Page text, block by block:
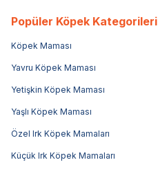
Popüler Köpek Kategorileri
Köpek Maması
Yavru Köpek Maması
Yetişkin Köpek Maması
Yaşlı Köpek Maması
Özel Irk Köpek Mamaları
Küçük Irk Köpek Mamaları